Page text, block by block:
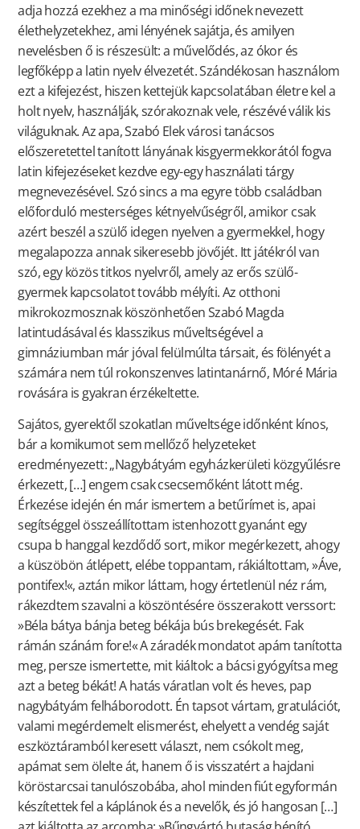
adja hozzá ezekhez a ma minőségi időnek nevezett
élethelyzetekhez, ami lényének sajátja, és amilyen
nevelésben ő is részesült: a művelődés, az ókor és
legfőképp a latin nyelv élvezetét. Szándékosan használom
ezt a kifejezést, hiszen kettejük kapcsolatában életre kel a
holt nyelv, használják, szórakoznak vele, részévé válik kis
világuknak. Az apa, Szabó Elek városi tanácsos
előszeretettel tanított lányának kisgyermekkorától fogva
latin kifejezéseket kezdve egy-egy használati tárgy
megnevezésével. Szó sincs a ma egyre több családban
előforduló mesterséges kétnyelvűségről, amikor csak
azért beszél a szülő idegen nyelven a gyermekkel, hogy
megalapozza annak sikeresebb jövőjét. Itt játékról van
szó, egy közös titkos nyelvről, amely az erős szülő-
gyermek kapcsolatot tovább mélyíti. Az otthoni
mikrokozmosznak köszönhetően Szabó Magda
latintudásával és klasszikus műveltségével a
gimnáziumban már jóval felülmúlta társait, és fölényét a
számára nem túl rokonszenves latintanárnő, Móré Mária
rovására is gyakran érzékeltette.
Sajátos, gyerektől szokatlan műveltsége időnként kínos,
bár a komikumot sem mellőző helyzeteket
eredményezett: „Nagybátyám egyházkerületi közgyűlésre
érkezett, […] engem csak csecsemőként látott még.
Érkezése idején én már ismertem a betűrímet is, apai
segítséggel összeállítottam istenhozott gyanánt egy
csupa b hanggal kezdődő sort, mikor megérkezett, ahogy
a küszöbön átlépett, elébe toppantam, rákiáltottam, »Áve,
pontifex!«, aztán mikor láttam, hogy értetlenül néz rám,
rákezdtem szavalni a köszöntésére összerakott verssort:
»Béla bátya bánja beteg békája bús brekegését. Fak
rámán szánám fore!« A záradék mondatot apám tanította
meg, persze ismertette, mit kiáltok: a bácsi gyógyítsa meg
azt a beteg békát! A hatás váratlan volt és heves, pap
nagybátyám felháborodott. Én tapsot vártam, gratulációt,
valami megérdemelt elismerést, ehelyett a vendég saját
eszköztáramból keresett választ, nem csókolt meg,
apámat sem ölelte át, hanem ő is visszatért a hajdani
köröstarcsai tanulószobába, ahol minden fiút egyformán
készítettek fel a káplánok és a nevelők, és jó hangosan […]